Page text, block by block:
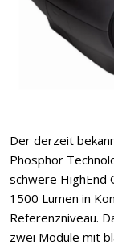
Der derzeit
Phosphor
schwere HighEnd
1500 Lumen in
Referenzniveau.
zwei Module mit